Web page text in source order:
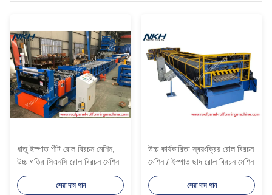
ধাতু ইস্পাত শীট রোল বিরচন মেশিন,
উচ্চ গতির সিএনসি রোল বিরচন মেশিন
সেরা দাম পান
উচ্চ কার্যকারিতা স্বয়ংক্রিয় রোল বিরচন
মেশিন / ইস্পাত ছাদ রোল বিরচন মেশিন
সেরা দাম পান